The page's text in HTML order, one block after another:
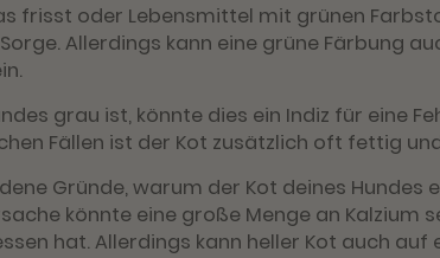
frisst oder Lebensmittel mit grünen
Allerdings kann eine grüne Färbung
grau ist, könnte dies ein Indiz für eine
Fällen ist der Kot zusätzlich oft fettig
Gründe, warum der Kot deines Hundes
könnte eine große Menge an Kalzium
hat. Allerdings kann heller Kot auch auf